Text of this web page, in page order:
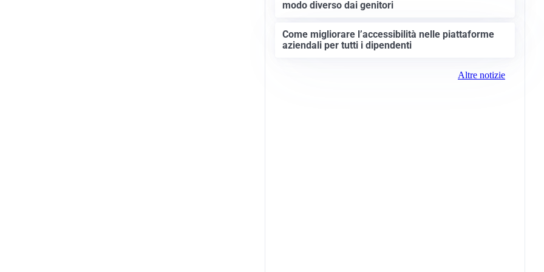
modo diverso dai genitori
Come migliorare l’accessibilità nelle piattaforme
aziendali per tutti i dipendenti
Altre notizie